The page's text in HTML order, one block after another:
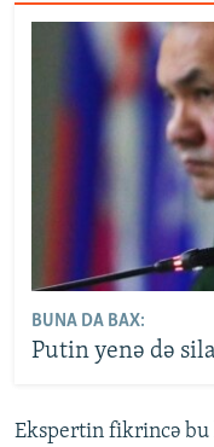
BUNA DA BAX:
Putin yenə də
Ekspertin fikrincə bu